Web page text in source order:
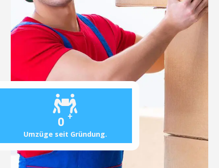
0 +
Umzüge seit Gründung.